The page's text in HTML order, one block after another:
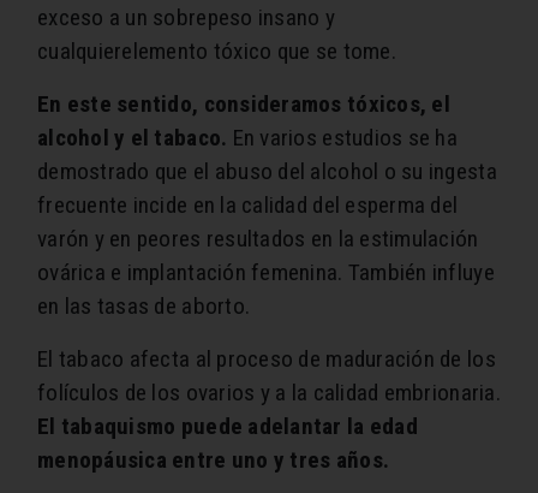
exceso a un sobrepeso insano y
cualquierelemento tóxico que se tome.
En este sentido, consideramos tóxicos, el
alcohol y el tabaco. En varios estudios se ha
demostrado que el abuso del alcohol o su ingesta
frecuente incide en la calidad del esperma del
varón y en peores resultados en la estimulación
ovárica e implantación femenina. También influye
en las tasas de aborto.
El tabaco afecta al proceso de maduración de los
folículos de los ovarios y a la calidad embrionaria.
El tabaquismo puede adelantar la edad
menopáusica entre uno y tres años.